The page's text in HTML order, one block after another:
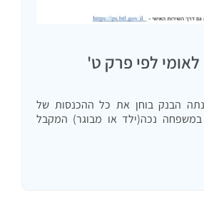
לאומי לפי פרק ט'
הבנק בוחן את כל ההכנסות של
נכה(ילד או מבוגר) המקבל
יבקש הבנק אישור מביטוח לאומי